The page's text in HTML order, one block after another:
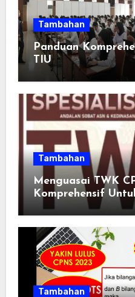
Tambahan
Panduan
TIU
Tambahan
Menguasai TWK
Komprehensif
Tambahan